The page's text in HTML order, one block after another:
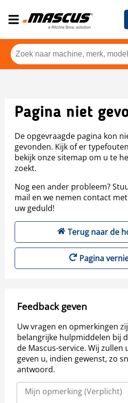
Pagina niet
De opgevraagde pagina kon
gevonden. Kijk of er
bekijk onze sitemap om u te
zoekt.
Nog een ander probleem?
mail en we nemen contact
uw geduld!
Terug naar de
Pagina
Feedback geven
Uw vragen en opmerkingen
belangrijke hulpmiddelen bij
de Mascus-service. Wij zullen
geven u, indien gewenst, zo
antwoord.